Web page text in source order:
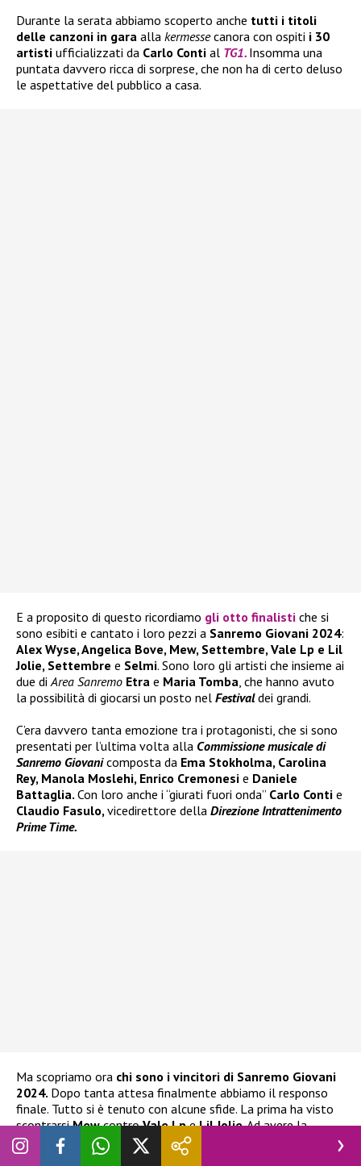
Durante la serata abbiamo scoperto anche tutti i titoli
delle canzoni in gara alla kermessecanora con ospiti i 30
artisti ufficializzati da Carlo Conti al TG1. Insomma una
puntata davvero ricca di sorprese, che non ha di certo deluso
le aspettative del pubblico a casa.
E a proposito di questo ricordiamo gli otto finalisti che si
sono esibiti e cantato i loro pezzi a Sanremo Giovani 2024:
Alex Wyse, Angelica Bove, Mew, Settembre, Vale Lp e Lil
Jolie, Settembre e Selmi. Sono loro gli artisti che insieme ai
due diArea Sanremo Etra e Maria Tomba, che hanno avuto
la possibilità di giocarsi un posto nel Festivaldei grandi.
C’era davvero tanta emozione tra i protagonisti, che si sono
presentati per l’ultima volta alla Commissione musicale di
Sanremo Giovanicomposta da Ema Stokholma, Carolina
Rey, Manola Moslehi, Enrico Cremonesi e Daniele
Battaglia. Con loro anche i “giurati fuori onda” Carlo Conti e
Claudio Fasulo,vicedirettore della Direzione Intrattenimento
Prime Time.
Ma scopriamo ora chi sono i vincitori di Sanremo Giovani
2024. Dopo tanta attesa finalmente abbiamo il responso
finale. Tutto si è tenuto con alcune sfide. La prima ha visto
scontrarsiMewcontroVale LpeLil Jolie. Ad avere la
meglio sono state queste ultime con
per fare l’amore.